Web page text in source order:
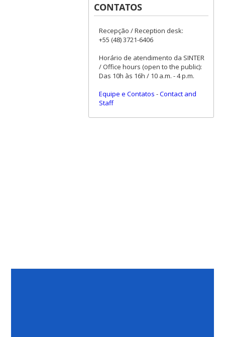
CONTATOS
Recepção / Reception desk:
+55 (48) 3721-6406
Horário de atendimento da SINTER
/ Office hours (open to the public):
Das 10h às 16h / 10 a.m. - 4 p.m.
Equipe e Contatos -Contact and
Staff